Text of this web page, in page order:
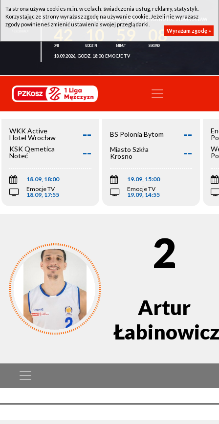
WKK ACTIVE HOTEL WROCŁAW - KSK QEMETICA NOTEĆ INOWROCŁAW
08
18.09.2026, GODZ. 18:00, EMOCJE TV
WKK Active
Hotel Wrocław
--
KSK Qemetica
Noteć
Inowrocław
--
18.09, 18:00
Emocje TV
18.09, 17:55
BS Polonia Bytom --
Miasto Szkła
Krosno
--
19.09, 15:00
Emocje TV
19.09, 14:55
2
Artur
Łabinowicz
Ta strona używa cookies m.in. w celach: świadczenia usług, reklamy, statystyk.
Korzystając ze strony wyrażasz zgodę na używanie cookie. Jeżeli nie wyrażasz
zgody powinieneś zmienić ustawienia swojej przeglądarki.
Wyrażam zgodę »